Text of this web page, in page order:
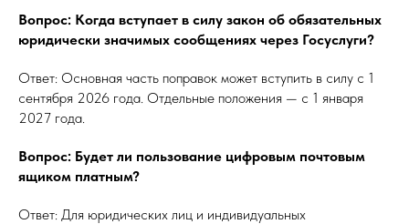
Вопрос: Когда вступает в силу закон об обязательных
юридически значимых сообщениях через Госуслуги?
Ответ: Основная часть поправок может вступить в силу с 1
сентября 2026 года. Отдельные положения — с 1 января
2027 года.
Вопрос: Будет ли пользование цифровым почтовым
ящиком платным?
Ответ: Для юридических лиц и индивидуальных